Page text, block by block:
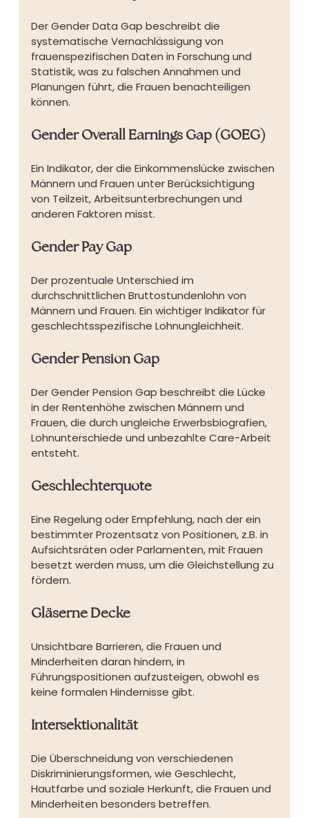
Der Gender Data Gap beschreibt die
systematische Vernachlässigung von
frauenspezifischen Daten in Forschung und
Statistik, was zu falschen Annahmen und
Planungen führt, die Frauen benachteiligen
können.
Gender Overall Earnings Gap (GOEG)
Ein Indikator, der die Einkommenslücke zwischen
Männern und Frauen unter Berücksichtigung
von Teilzeit, Arbeitsunterbrechungen und
anderen Faktoren misst.
Gender Pay Gap
Der prozentuale Unterschied im
durchschnittlichen Bruttostundenlohn von
Männern und Frauen. Ein wichtiger Indikator für
geschlechtsspezifische Lohnungleichheit.
Gender Pension Gap
Der Gender Pension Gap beschreibt die Lücke
in der Rentenhöhe zwischen Männern und
Frauen, die durch ungleiche Erwerbsbiografien,
Lohnunterschiede und unbezahlte Care-Arbeit
entsteht.
Geschlechterquote
Eine Regelung oder Empfehlung, nach der ein
bestimmter Prozentsatz von Positionen, z.B. in
Aufsichtsräten oder Parlamenten, mit Frauen
besetzt werden muss, um die Gleichstellung zu
fördern.
Gläserne Decke
Unsichtbare Barrieren, die Frauen und
Minderheiten daran hindern, in
Führungspositionen aufzusteigen, obwohl es
keine formalen Hindernisse gibt.
Intersektionalität
Die Überschneidung von verschiedenen
Diskriminierungsformen, wie Geschlecht,
Hautfarbe und soziale Herkunft, die Frauen und
Minderheiten besonders betreffen.